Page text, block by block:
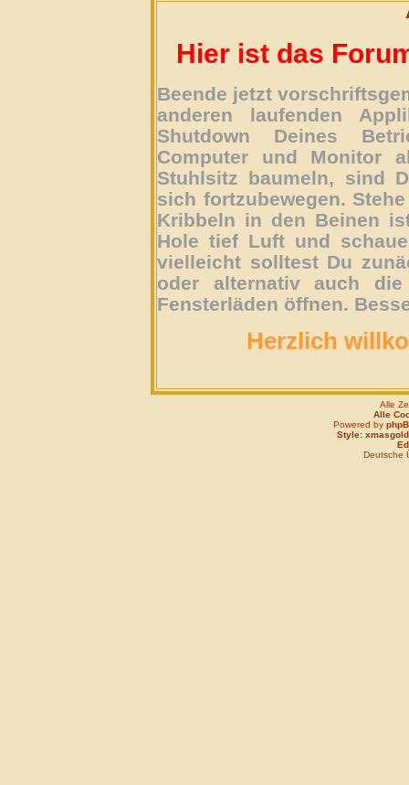
Hier ist das
Beende jetzt
anderen laufenden
Shutdown Deines
Computer und Monitor
Stuhlsitz baumeln, sind
sich fortzubewegen.
Kribbeln in den Beinen
Hole tief Luft und
vielleicht solltest Du
oder alternativ auch
Fensterläden öffnen.
Herzlich
Alle
Alle
Powered by
Style: xmasgold
Deutsche